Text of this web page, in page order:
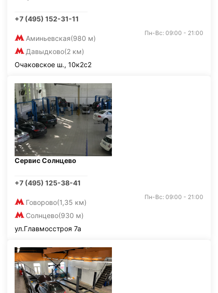
+7 (495) 152-31-11
Аминьевская(980 м)
Давыдково(2 км)
Пн-Вс: 09:00 - 21:00
Очаковское ш., 10к2с2
Сервис Солнцево
+7 (495) 125-38-41
Говорово(1,35 км)
Солнцево(930 м)
Пн-Вс: 09:00 - 21:00
ул.Главмосстроя 7а